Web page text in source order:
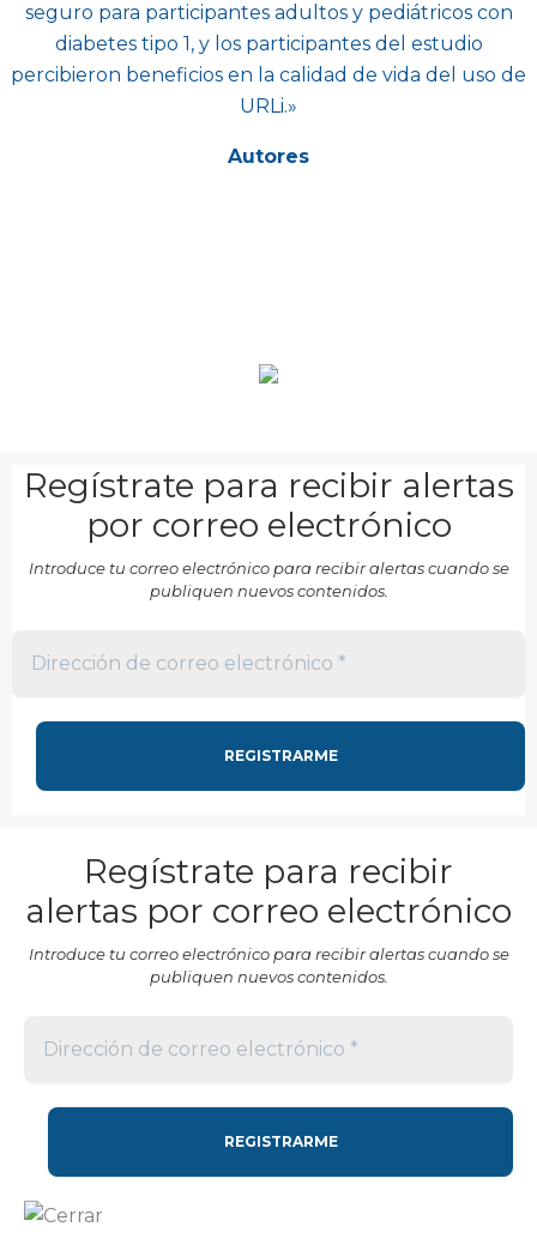
seguro para participantes adultos y pediátricos con
diabetes tipo 1, y los participantes del estudio
percibieron beneficios en la calidad de vida del uso de
URLi.»
Autores
Regístrate para recibir alertas
por correo electrónico
Introduce tu correo electrónico para recibir alertas cuando se
publiquen nuevos contenidos.
Regístrate para recibir
alertas por correo electrónico
Introduce tu correo electrónico para recibir alertas cuando se
publiquen nuevos contenidos.